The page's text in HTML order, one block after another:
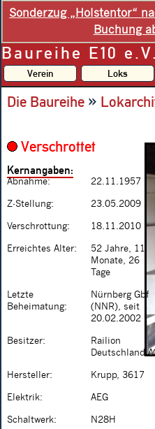
Sonderzug „Holstentor“
Buchung
Baureihe E10 e.V.
Verein Loks
Die Baureihe »
Verschrottet
Kernangaben:
Abnahme: 22.11.1957
Z-Stellung: 23.05.2009
Verschrottung: 18.11.2010
Erreichtes Alter:
52 Jahre, 11
Monate, 26
Tage
Letzte
Beheimatung:
Nürnberg Gbf
(NNR), seit
20.02.2002
Besitzer:
Railion
Deutschland
Hersteller: Krupp, 3617
Elektrik: AEG
Schaltwerk: N28H